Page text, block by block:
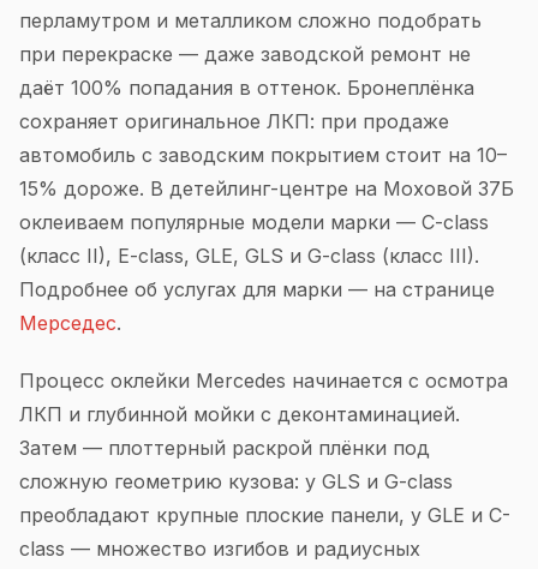
перламутром и металликом сложно подобрать
при перекраске — даже заводской ремонт не
даёт 100% попадания в оттенок. Бронеплёнка
сохраняет оригинальное ЛКП: при продаже
автомобиль с заводским покрытием стоит на 10–
15% дороже. В детейлинг-центре на Моховой 37Б
оклеиваем популярные модели марки — C-class
(класс II), E-class, GLE, GLS и G-class (класс III).
Подробнее об услугах для марки — на странице
Мерседес.
Процесс оклейки Mercedes начинается с осмотра
ЛКП и глубинной мойки с деконтаминацией.
Затем — плоттерный раскрой плёнки под
сложную геометрию кузова: у GLS и G-class
преобладают крупные плоские панели, у GLE и C-
class — множество изгибов и радиусных